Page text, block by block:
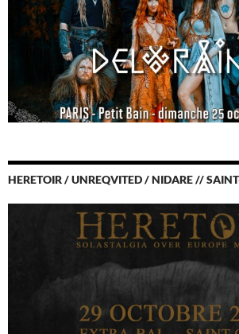
HERETOIR / UNREQVITED / NIDARE //